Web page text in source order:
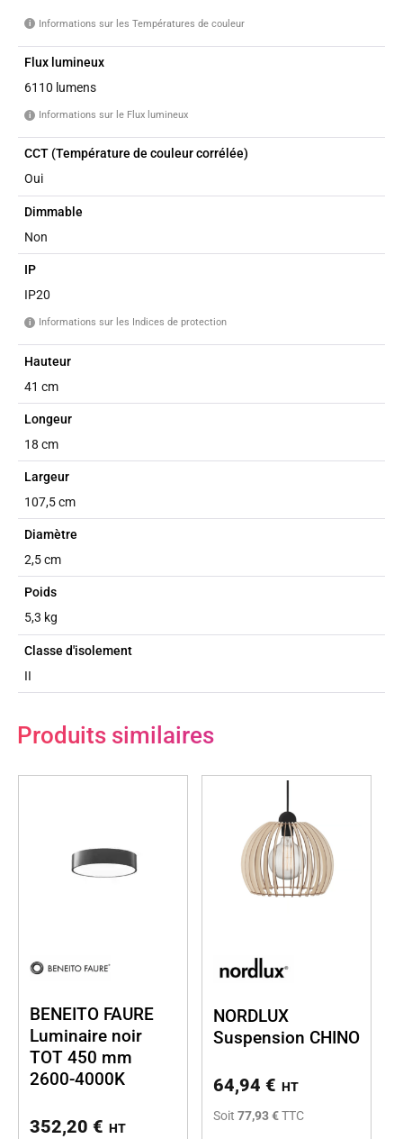
i Informations sur les Températures de couleur
Flux lumineux
6110 lumens
i Informations sur le Flux lumineux
CCT (Température de couleur corrélée)
Oui
Dimmable
Non
IP
IP20
i Informations sur les Indices de protection
Hauteur
41 cm
Longeur
18 cm
Largeur
107,5 cm
Diamètre
2,5 cm
Poids
5,3 kg
Classe d'isolement
II
Produits similaires
BENEITO FAURE
Luminaire noir
TOT 450 mm
2600-4000K
352,20 € HT
NORDLUX
Suspension CHINO
64,94 € HT
Soit 77,93 €TTC